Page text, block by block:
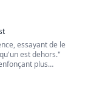
douleur traverse mon
essayant de le
est dehors."
plus
ma résistance.